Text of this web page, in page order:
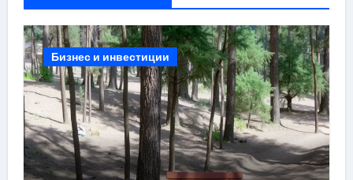
Бизнес и инвестиции